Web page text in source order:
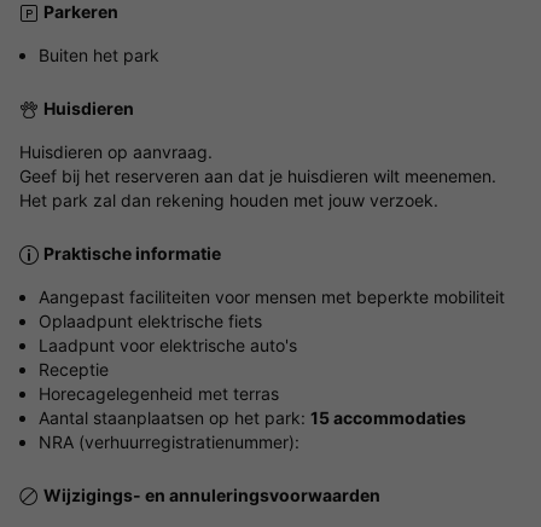
Parkeren
Buiten het park
Huisdieren
Huisdieren op aanvraag.
Geef bij het reserveren aan dat je huisdieren wilt meenemen.
Het park zal dan rekening houden met jouw verzoek.
Praktische informatie
Aangepast faciliteiten voor mensen met beperkte mobiliteit
Oplaadpunt elektrische fiets
Laadpunt voor elektrische auto's
Receptie
Horecagelegenheid met terras
Aantal staanplaatsen op het park: 15 accommodaties
NRA (verhuurregistratienummer):
Wijzigings- en annuleringsvoorwaarden